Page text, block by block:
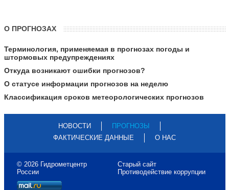
О ПРОГНОЗАХ
Терминология, применяемая в прогнозах погоды и
штормовых предупреждениях
Откуда возникают ошибки прогнозов?
О статусе информации прогнозов на неделю
Классификация сроков метеорологических прогнозов
НОВОСТИ
ПРОГНОЗЫ
ФАКТИЧЕСКИЕ ДАННЫЕ
О НАС
© 2026 Гидрометцентр
России
Старый сайт
Противодействие коррупции